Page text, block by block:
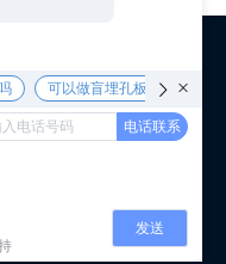
WeChat